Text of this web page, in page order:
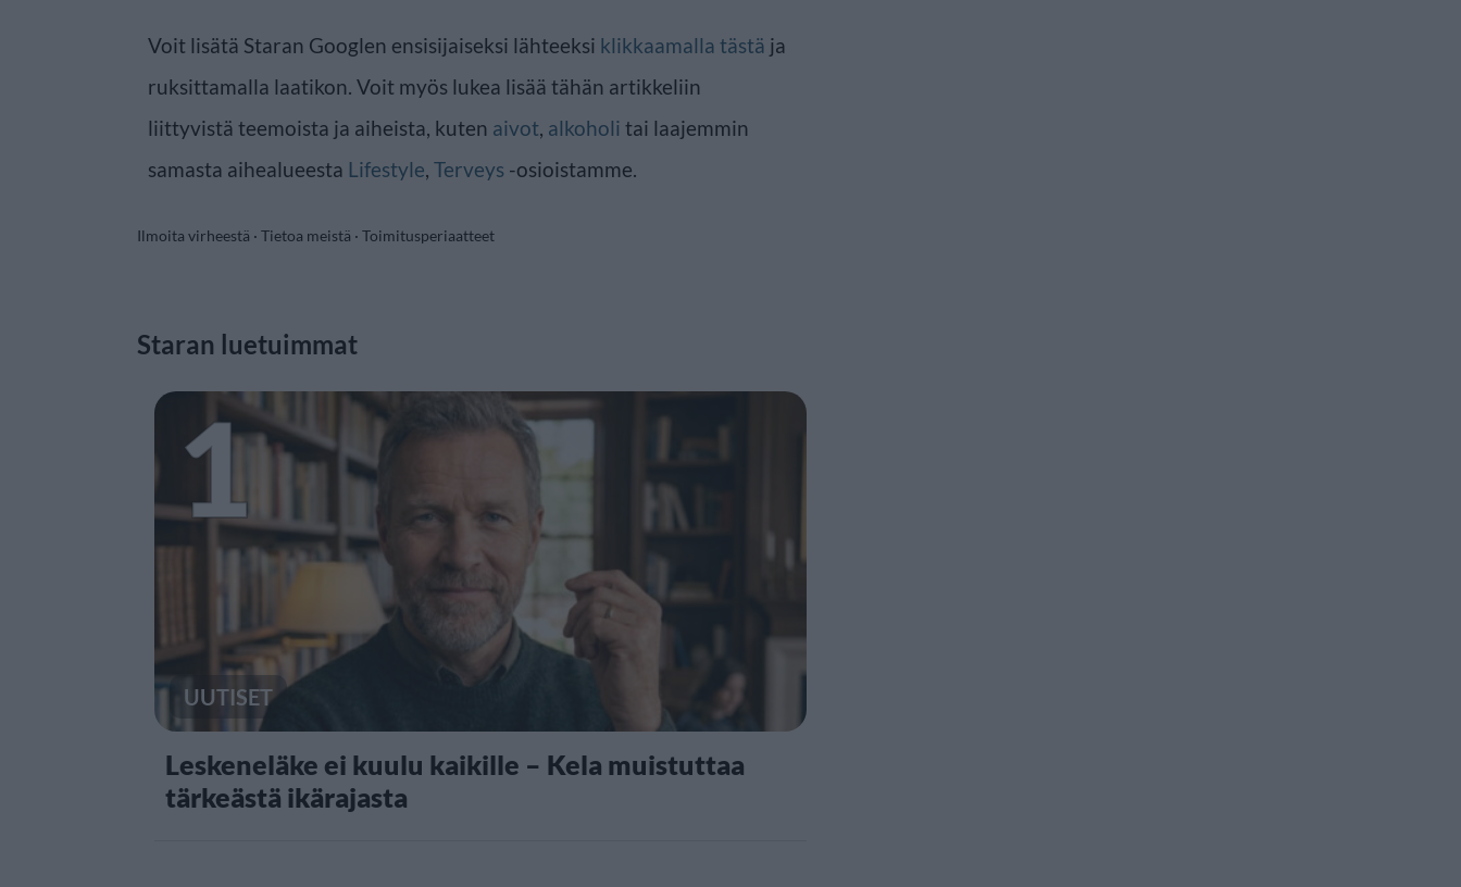
Voit lisätä Staran Googlen ensisijaiseksi lähteeksi klikkaamalla tästä ja
ruksittamalla laatikon. Voit myös lukea lisää tähän artikkeliin
liittyvistä teemoista ja aiheista, kuten aivot, alkoholi tai laajemmin
samasta aihealueesta Lifestyle, Terveys -osioistamme.
Ilmoita virheestä · Tietoa meistä · Toimitusperiaatteet
Staran luetuimmat
1
UUTISET
Leskeneläke ei kuulu kaikille – Kela muistuttaa
tärkeästä ikärajasta